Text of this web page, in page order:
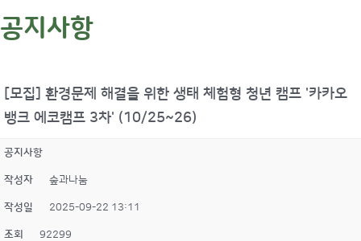
공지사항
[모집] 환경문제 해결을 위한 생태 체험형 청년 캠프 '카카오
뱅크 에코캠프 3차' (10/25~26)
공지사항
작성자 숲과나눔
작성일 2025-09-22 13:11
조회 92299